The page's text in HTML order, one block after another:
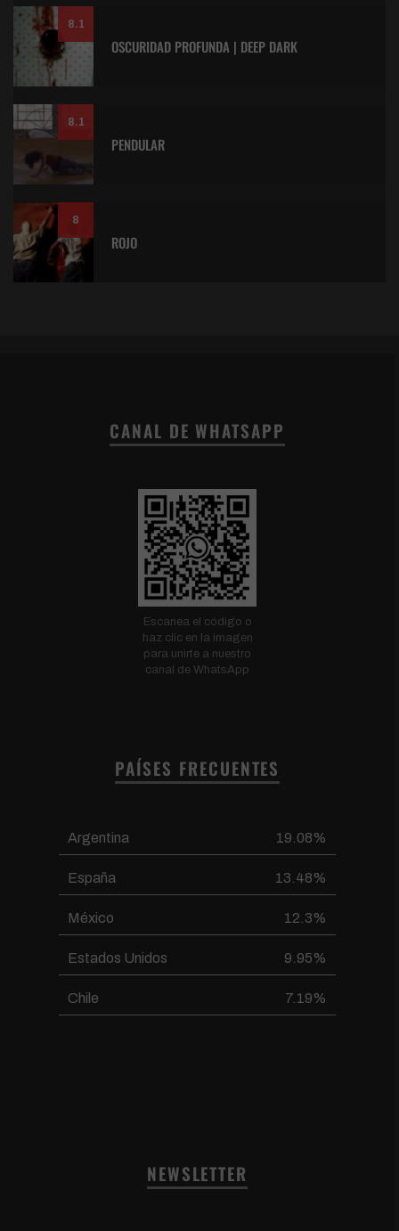
8.1
OSCURIDAD PROFUNDA | DEEP DARK
8.1
PENDULAR
8
ROJO
CANAL DE WHATSAPP
Escanea el código o
haz clic en la imagen
para unirte a nuestro
canal de WhatsApp
PAÍSES FRECUENTES
Argentina 19.08%
España 13.48%
México 12.3%
Estados Unidos 9.95%
Chile 7.19%
NEWSLETTER